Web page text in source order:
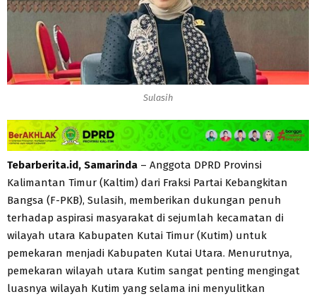
Sulasih
Tebarberita.id, Samarinda – Anggota DPRD Provinsi
Kalimantan Timur (Kaltim) dari Fraksi Partai Kebangkitan
Bangsa (F-PKB), Sulasih, memberikan dukungan penuh
terhadap aspirasi masyarakat di sejumlah kecamatan di
wilayah utara Kabupaten Kutai Timur (Kutim) untuk
pemekaran menjadi Kabupaten Kutai Utara. Menurutnya,
pemekaran wilayah utara Kutim sangat penting mengingat
luasnya wilayah Kutim yang selama ini menyulitkan